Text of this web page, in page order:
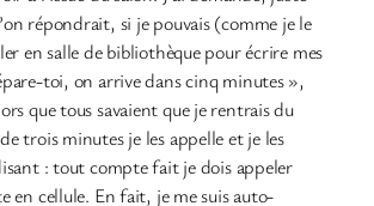
répondrait, si je pouvais (comme je le
en salle de bibliothèque pour écrire mes
toi, on arrive dans cinq minutes »,
que tous savaient que je rentrais du
trois minutes je les appelle et je les
: tout compte fait je dois appeler
en cellule. En fait, je me suis auto-